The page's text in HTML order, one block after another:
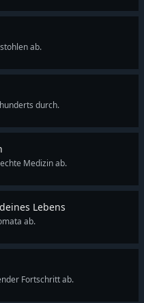
ab.
durch.
Medizin ab.
Lebens
ab.
Fortschritt ab.